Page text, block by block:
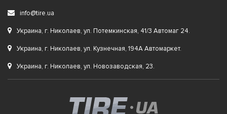
info@tire.ua
Украина, г. Николаев, ул. Потемкинская, 41/3 Автомаг 24.
Украина, г. Николаев, ул. Кузнечная, 194А Автомаркет.
Украина, г. Николаев, ул. Новозаводская, 23.